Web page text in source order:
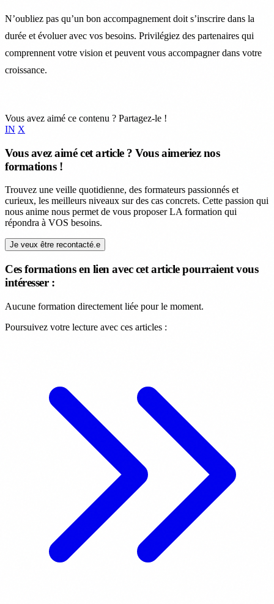
N’oubliez pas qu’un bon accompagnement doit s’inscrire dans la
durée et évoluer avec vos besoins. Privilégiez des partenaires qui
comprennent votre vision et peuvent vous accompagner dans votre
croissance.
Vous avez aimé ce contenu ? Partagez-le !
IN X
Vous avez aimé cet article ? Vous aimeriez nos
formations !
Trouvez une veille quotidienne, des formateurs passionnés et
curieux, les meilleurs niveaux sur des cas concrets. Cette passion qui
nous anime nous permet de vous proposer LA formation qui
répondra à VOS besoins.
Je veux être recontacté.e
Ces formations en lien avec cet article pourraient vous
intéresser :
Aucune formation directement liée pour le moment.
Poursuivez votre lecture avec ces articles :